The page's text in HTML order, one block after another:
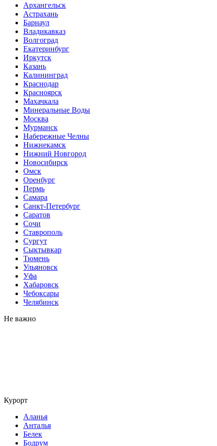
Архангельск
Астрахань
Барнаул
Владикавказ
Волгоград
Екатеринбург
Иркутск
Казань
Калининград
Краснодар
Красноярск
Махачкала
Минеральные Воды
Москва
Мурманск
Набережные Челны
Нижнекамск
Нижний Новгород
Новосибирск
Омск
Оренбург
Пермь
Самара
Санкт-Петербург
Саратов
Сочи
Ставрополь
Сургут
Сыктывкар
Тюмень
Ульяновск
Уфа
Хабаровск
Чебоксары
Челябинск
Не важно
Курорт
Аланья
Анталья
Белек
Бодрум